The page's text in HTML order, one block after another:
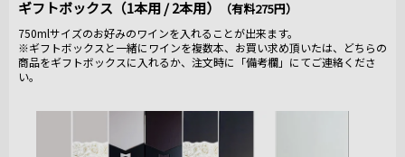
ギフトボックス（1本用 / 2本用） （有料275円）
750mlサイズのお好みのワインを入れることが出来ます。
※ギフトボックスと一緒にワインを複数本、お買い求め頂いたは、どちらの
商品をギフトボックスに入れるか、注文時に「備考欄」にてご連絡くださ
い。